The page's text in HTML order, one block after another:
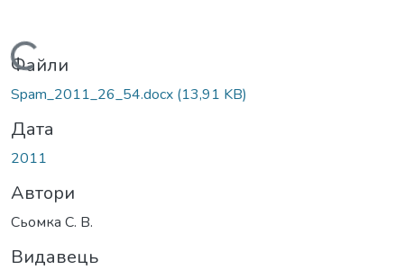
Вантажиться...
Файли
Spam_2011_26_54.docx (13,91 KB)
Дата
2011
Автори
Сьомка С. В.
Видавець